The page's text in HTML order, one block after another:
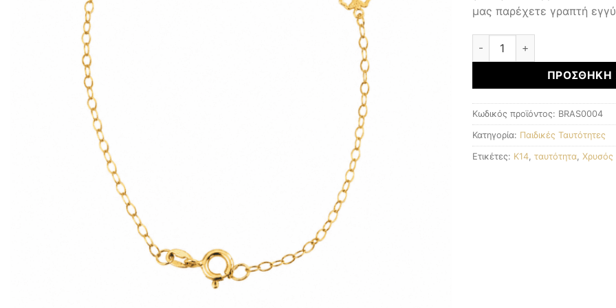
μας παρέχετε γραπτή
Παιδική Ταυτότητα ποσότητα
ΠΡΟΣΘΉΚΗ
Κωδικός προϊόντος: BRAS0004
Κατηγορία: Παιδικές Ταυτότητες
Ετικέτες: K14 ταυτότητα Χρυσός